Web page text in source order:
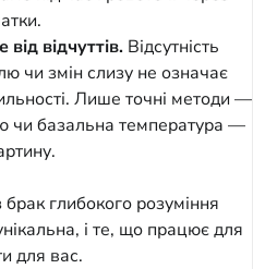
відчуттів. Відсутність
чи змін слизу не означає
Лише точні методи —
чи базальна температура —
глибокого розуміння
і те, що працює для
для вас.